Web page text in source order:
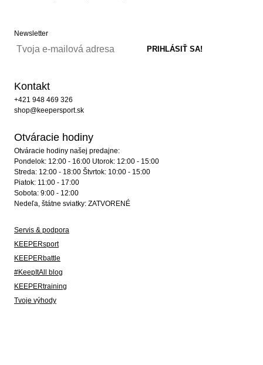
Newsletter
Kontakt
+421 948 469 326
shop@keepersport.sk
Otváracie hodiny
Otváracie hodiny našej predajne:
Pondelok: 12:00 - 16:00 Utorok: 12:00 - 15:00
Streda: 12:00 - 18:00 Štvrtok: 10:00 - 15:00
Piatok: 11:00 - 17:00
Sobota: 9:00 - 12:00
Nedeľa, štátne sviatky: ZATVORENÉ
Servis & podpora
KEEPERsport
KEEPERbattle
#KeepItAll blog
KEEPERtraining
Tvoje výhody